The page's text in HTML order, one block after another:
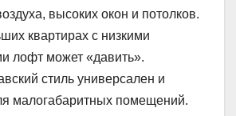
высоких окон и потолков.
квартирах с низкими
лофт может «давить».
стиль универсален и
малогабаритных помещений.